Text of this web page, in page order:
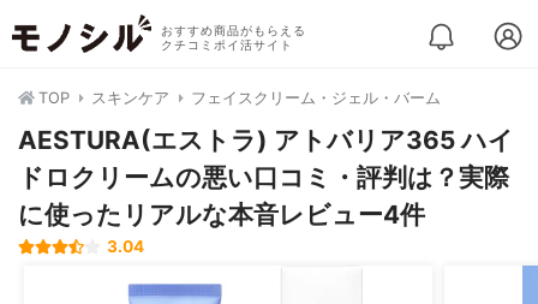
おすすめ商品がもらえる
クチコミポイ活サイト
TOP スキンケア フェイスクリーム・ジェル・バーム
AESTURA(エストラ) アトバリア365 ハイ
ドロクリームの悪い口コミ・評判は？実際
に使ったリアルな本音レビュー4件
3.04